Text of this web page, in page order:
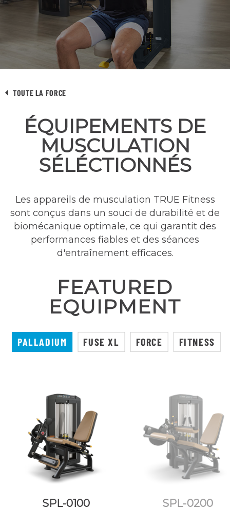
TOUTE LA FORCE
ÉQUIPEMENTS DE
MUSCULATION
SÉLÉCTIONNÉS
Les appareils de musculation TRUE Fitness
sont conçus dans un souci de durabilité et de
biomécanique optimale, ce qui garantit des
performances fiables et des séances
d'entraînement efficaces.
FEATURED
EQUIPMENT
PALLADIUM FUSE XL FORCE FITNESS
SPL-0100
SPL-0200